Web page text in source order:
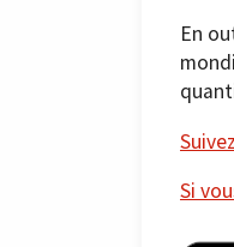
En
Si